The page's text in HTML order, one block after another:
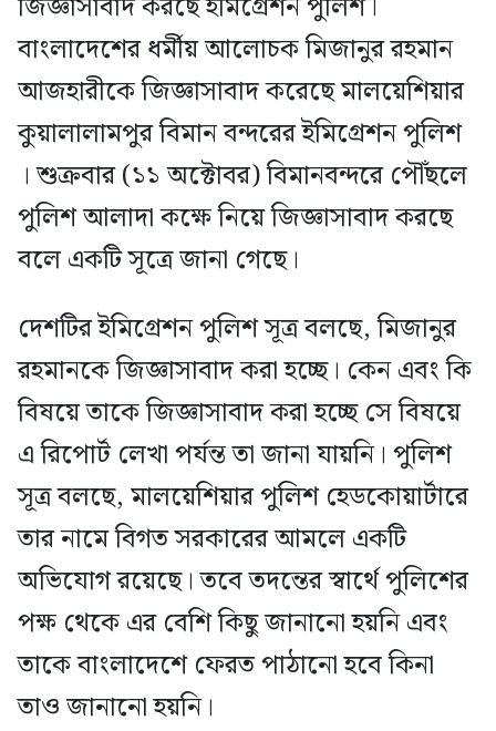
বাংলাদেশের ধর্মীয় আলোচক মিজানুর রহমান
আজহারীকে জিজ্ঞাসাবাদ করেছে মালয়েশিয়ার
কুয়ালালামপুর বিমান বন্দরের ইমিগ্রেশন পুলিশ
। শুক্রবার (১১ অক্টোবর) বিমানবন্দরে পৌঁছলে
পুলিশ আলাদা কক্ষে নিয়ে জিজ্ঞাসাবাদ করছে
বলে একটি সূত্রে জানা গেছে।
দেশটির ইমিগ্রেশন পুলিশ সূত্র বলছে, মিজানুর
রহমানকে জিজ্ঞাসাবাদ করা হচ্ছে। কেন এবং কি
বিষয়ে তাকে জিজ্ঞাসাবাদ করা হচ্ছে সে বিষয়ে
এ রিপোর্ট লেখা পর্যন্ত তা জানা যায়নি। পুলিশ
সূত্র বলছে, মালয়েশিয়ার পুলিশ হেডকোয়ার্টারে
তার নামে বিগত সরকারের আমলে একটি
অভিযোগ রয়েছে। তবে তদন্তের স্বার্থে পুলিশের
পক্ষ থেকে এর বেশি কিছু জানানো হয়নি এবং
তাকে বাংলাদেশে ফেরত পাঠানো হবে কিনা
তাও জানানো হয়নি।